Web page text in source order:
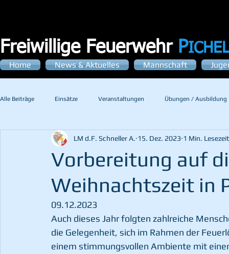
Freiwillige Feuerwehr P
Home News & Aktuelles Mannschaft
Alle Beiträge Einsätze Veranstaltungen Übungen / Ausbildung
Vorbereitung auf
Weihnachtszeit in
LM d.F. Schneller A. 15. Dez. 2023 1 Min. Lesezeit
09.12.2023
Auch dieses Jahr folgten zahlreiche
die Gelegenheit, sich im Rahmen der
einem stimmungsvollen Ambiente mit